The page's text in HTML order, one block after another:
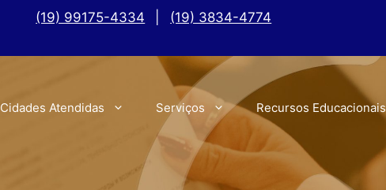
(19) 99175-4334 (19) 3834-4774
Cidades Atendidas Serviços Recursos Educacionais